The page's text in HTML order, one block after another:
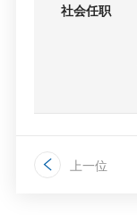
社会任职
上一位